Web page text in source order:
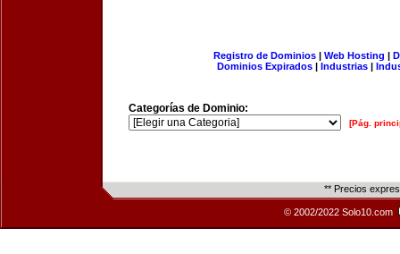
Registro de Dominios| Web Hosting |
Dominios Expirados | Industrias |
Categorías de Dominio:
[Pág.
** Precios
© 2002/2022 Solo10.com